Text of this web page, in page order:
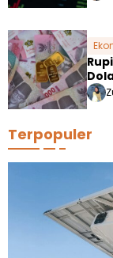
Terpopuler